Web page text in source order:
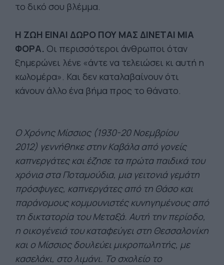
το δικό σου βλέμμα.
Η ΖΩΗ ΕΙΝΑΙ ΔΩΡΟ ΠΟΥ ΜΑΣ ΔΙΝΕΤΑΙ ΜΙΑ
ΦΟΡΑ. Οι περισσότεροι άνθρωποι όταν
ξημερώνει λένε «άντε να τελειώσει κι αυτή η
κωλομέρα». Και δεν καταλαβαίνουν ότι
κάνουν άλλο ένα βήμα προς το θάνατο.
Ο Χρόνης Μίσσιος (1930-20 Νοεμβρίου
2012) γεννήθηκε στην Καβάλα από γονείς
καπνεργάτες και έζησε τα πρώτα παιδικά του
χρόνια στα Ποταμούδια, μια γειτονιά γεμάτη
πρόσφυγες, καπνεργάτες από τη Θάσο και
παράνομους κομμουνιστές κυνηγημένους από
τη δικτατορία του Μεταξά. Αυτή την περίοδο,
η οικογένειά του καταφεύγει στη Θεσσαλονίκη
και ο Μίσσιος δουλεύει μικροπωλητής, με
κασελάκι, στο λιμάνι. Το σχολείο το